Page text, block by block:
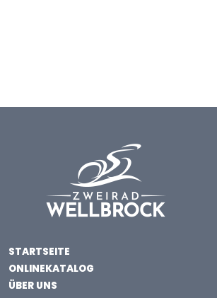
STARTSEITE
ONLINEKATALOG
ÜBER UNS